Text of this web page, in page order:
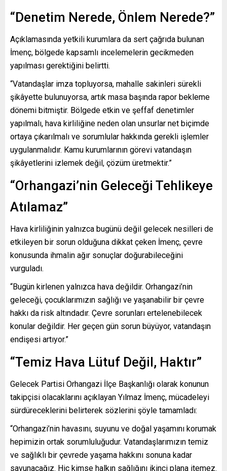
“Denetim Nerede, Önlem Nerede?”
Açıklamasında yetkili kurumlara da sert çağrıda bulunan
İmenç, bölgede kapsamlı incelemelerin gecikmeden
yapılması gerektiğini belirtti.
“Vatandaşlar imza topluyorsa, mahalle sakinleri sürekli
şikâyette bulunuyorsa, artık masa başında rapor bekleme
dönemi bitmiştir. Bölgede etkin ve şeffaf denetimler
yapılmalı, hava kirliliğine neden olan unsurlar net biçimde
ortaya çıkarılmalı ve sorumlular hakkında gerekli işlemler
uygulanmalıdır. Kamu kurumlarının görevi vatandaşın
şikâyetlerini izlemek değil, çözüm üretmektir.”
“Orhangazi’nin Geleceği Tehlikeye
Atılamaz”
Hava kirliliğinin yalnızca bugünü değil gelecek nesilleri de
etkileyen bir sorun olduğuna dikkat çeken İmenç, çevre
konusunda ihmalin ağır sonuçlar doğurabileceğini
vurguladı.
“Bugün kirlenen yalnızca hava değildir. Orhangazi’nin
geleceği, çocuklarımızın sağlığı ve yaşanabilir bir çevre
hakkı da risk altındadır. Çevre sorunları ertelenebilecek
konular değildir. Her geçen gün sorun büyüyor, vatandaşın
endişesi artıyor.”
“Temiz Hava Lütuf Değil, Haktır”
Gelecek Partisi Orhangazi İlçe Başkanlığı olarak konunun
takipçisi olacaklarını açıklayan Yılmaz İmenç, mücadeleyi
sürdüreceklerini belirterek sözlerini şöyle tamamladı:
“Orhangazi’nin havasını, suyunu ve doğal yaşamını korumak
hepimizin ortak sorumluluğudur. Vatandaşlarımızın temiz
ve sağlıklı bir çevrede yaşama hakkını sonuna kadar
savunacağız. Hiç kimse halkın sağlığını ikinci plana itemez.